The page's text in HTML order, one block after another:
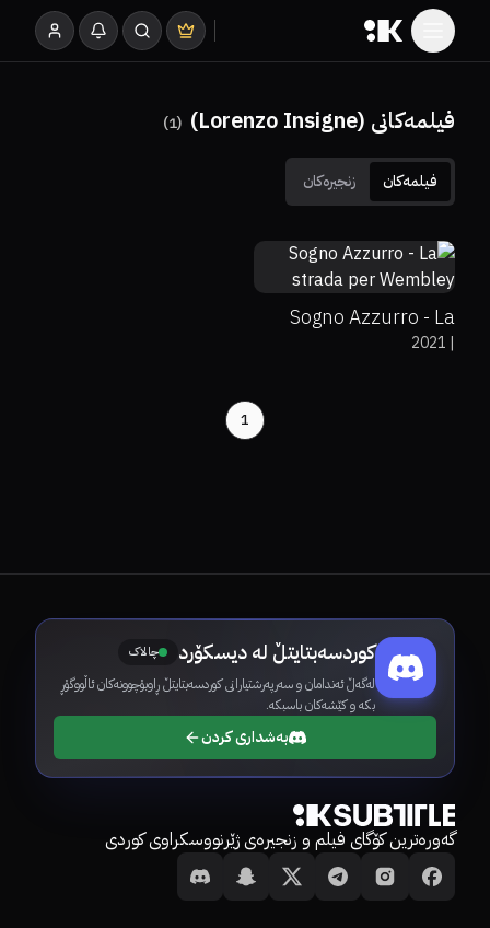
فیلمەکانی (Lorenzo Insigne) (
1
)
فیلمەکان زنجیرەکان
Sogno Azzurro - La
strada per Wembley|
2021
1
کوردسەبتایتڵ لە دیسکۆرد چالاک
لەگەڵ ئەندامان و سەرپەرشتیارانی کوردسەبتایتڵ ڕاوبۆچوونەکان ئاڵووگۆڕ
بکە و کێشەکان باسبکە.
بەشداری کردن
گەورەترین کۆگای فیلم و زنجیرەی ژێرنووسکراوی کوردی